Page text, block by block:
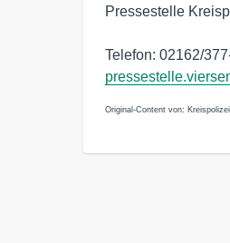
Pressestelle
Telefon: 02162/
Original-Content von: